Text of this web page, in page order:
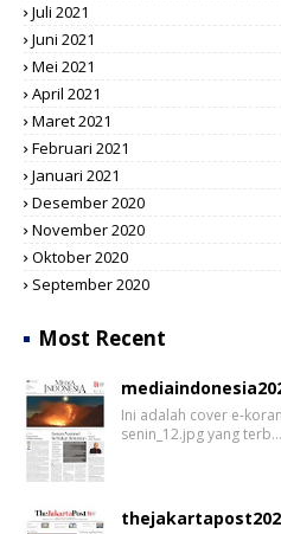
Juli 2021
Juni 2021
Mei 2021
April 2021
Maret 2021
Februari 2021
Januari 2021
Desember 2020
November 2020
Oktober 2020
September 2020
Most Recent
Ini adalah cover e-
senin_12.jpg yang terb…